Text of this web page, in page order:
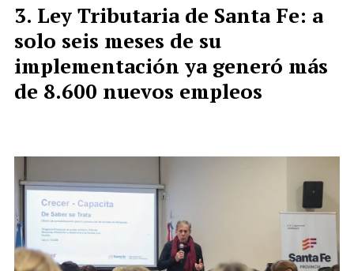
Ley Tributaria de Santa Fe: a
solo seis meses de su
implementación ya generó más
de 8.600 nuevos empleos